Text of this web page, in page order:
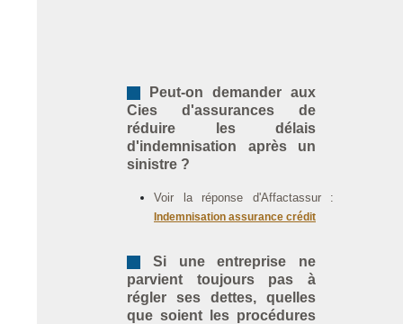
Peut-on demander aux
Cies d'assurances de
réduire les délais
d'indemnisation après un
sinistre ?
Voir la réponse d'Affactassur :
Indemnisation assurance crédit
Si une entreprise ne
parvient toujours pas à
régler ses dettes, quelles
que soient les procédures